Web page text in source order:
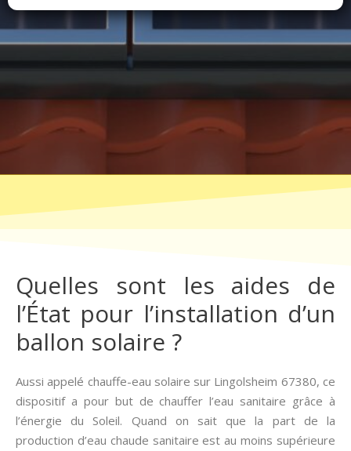
Quelles sont les aides de
l’État pour l’installation d’un
ballon solaire ?
Aussi appelé chauffe-eau solaire sur Lingolsheim 67380, ce
dispositif a pour but de chauffer l’eau sanitaire grâce à
l’énergie du Soleil. Quand on sait que la part de la
production d’eau chaude sanitaire est au moins supérieure